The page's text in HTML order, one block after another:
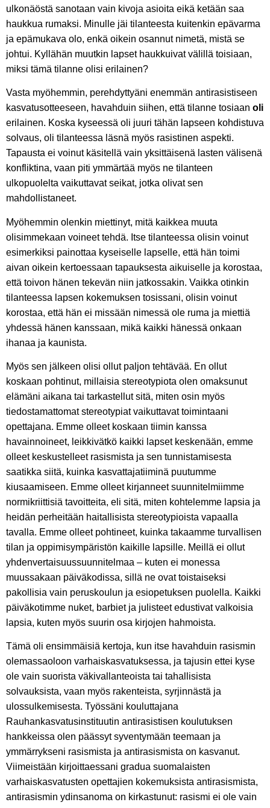
ulkonäöstä sanotaan vain kivoja asioita eikä ketään saa
haukkua rumaksi. Minulle jäi tilanteesta kuitenkin epävarma
ja epämukava olo, enkä oikein osannut nimetä, mistä se
johtui. Kyllähän muutkin lapset haukkuivat välillä toisiaan,
miksi tämä tilanne olisi erilainen?
Vasta myöhemmin, perehdyttyäni enemmän antirasistiseen
kasvatusotteeseen, havahduin siihen, että tilanne tosiaan oli
erilainen. Koska kyseessä oli juuri tähän lapseen kohdistuva
solvaus, oli tilanteessa läsnä myös rasistinen aspekti.
Tapausta ei voinut käsitellä vain yksittäisenä lasten välisenä
konfliktina, vaan piti ymmärtää myös ne tilanteen
ulkopuolelta vaikuttavat seikat, jotka olivat sen
mahdollistaneet.
Myöhemmin olenkin miettinyt, mitä kaikkea muuta
olisimmekaan voineet tehdä. Itse tilanteessa olisin voinut
esimerkiksi painottaa kyseiselle lapselle, että hän toimi
aivan oikein kertoessaan tapauksesta aikuiselle ja korostaa,
että toivon hänen tekevän niin jatkossakin. Vaikka otinkin
tilanteessa lapsen kokemuksen tosissani, olisin voinut
korostaa, että hän ei missään nimessä ole ruma ja miettiä
yhdessä hänen kanssaan, mikä kaikki hänessä onkaan
ihanaa ja kaunista.
Myös sen jälkeen olisi ollut paljon tehtävää. En ollut
koskaan pohtinut, millaisia stereotypiota olen omaksunut
elämäni aikana tai tarkastellut sitä, miten osin myös
tiedostamattomat stereotypiat vaikuttavat toimintaani
opettajana. Emme olleet koskaan tiimin kanssa
havainnoineet, leikkivätkö kaikki lapset keskenään, emme
olleet keskustelleet rasismista ja sen tunnistamisesta
saatikka siitä, kuinka kasvattajatiiminä puutumme
kiusaamiseen. Emme olleet kirjanneet suunnitelmiimme
normikriittisiä tavoitteita, eli sitä, miten kohtelemme lapsia ja
heidän perheitään haitallisista stereotypioista vapaalla
tavalla. Emme olleet pohtineet, kuinka takaamme turvallisen
tilan ja oppimisympäristön kaikille lapsille. Meillä ei ollut
yhdenvertaisuussuunnitelmaa – kuten ei monessa
muussakaan päiväkodissa, sillä ne ovat toistaiseksi
pakollisia vain peruskoulun ja esiopetuksen puolella. Kaikki
päiväkotimme nuket, barbiet ja julisteet edustivat valkoisia
lapsia, kuten myös suurin osa kirjojen hahmoista.
Tämä oli ensimmäisiä kertoja, kun itse havahduin rasismin
olemassaoloon varhaiskasvatuksessa, ja tajusin ettei kyse
ole vain suorista väkivallanteoista tai tahallisista
solvauksista, vaan myös rakenteista, syrjinnästä ja
ulossulkemisesta. Työssäni kouluttajana
Rauhankasvatusinstituutin antirasistisen koulutuksen
hankkeissa olen päässyt syventymään teemaan ja
ymmärrykseni rasismista ja antirasismista on kasvanut.
Viimeistään kirjoittaessani gradua suomalaisten
varhaiskasvatusten opettajien kokemuksista antirasismista,
antirasismin ydinsanoma on kirkastunut: rasismi ei ole vain